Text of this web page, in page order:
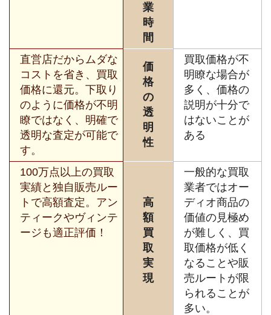
業
時
間
直営店だからムダな
コストを省き、買取
価格に還元。下取り
のように価格が不明
瞭ではなく、明確で
透明な査定が可能で
す。
価
格
の
透
明
性
買取価格が不
明瞭な場合が
多く、価格の
説明が十分で
はないことが
ある
100万点以上の買取
実績と独自販売ルー
トで高額査定。アン
ティークやヴィンテ
ージも適正評価！
高
額
買
取
実
現
一般的な買取
業者ではオー
ディオ商品の
価値の見極め
が難しく、買
取価格が低く
なることや販
売ルートが限
られることが
多い。